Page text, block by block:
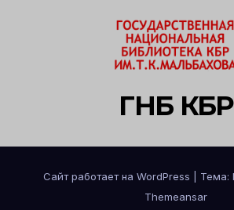
ГНБ КБР
Сайт работает на WordPress
Тема:
Themeansar